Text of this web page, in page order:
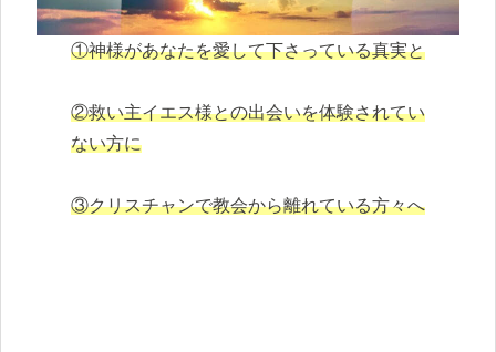
①神様があなたを愛して下さっている真実と
②救い主イエス様との出会いを体験されてい
ない方に
③クリスチャンで教会から離れている方々へ